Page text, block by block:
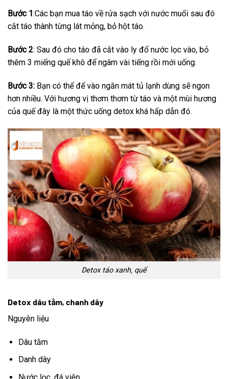
Bước 1 :Các bạn mua táo về rửa sạch với nước muối sau đó
cắt táo thành từng lát mỏng, bỏ hột táo.
Bước 2: Sau đó cho táo đã cắt vào ly đổ nước lọc vào, bỏ
thêm 3 miếng quế khô để ngâm vài tiếng rồi mới uống.
Bước 3: Bạn có thể để vào ngăn mát tủ lạnh dùng sẽ ngon
hơn nhiều. Với hương vị thơm thơm từ táo và một mùi hương
của quế đây là một thức uống detox khá hấp dẫn đó.
Detox táo xanh, quế
Detox dâu tằm, chanh dây
Nguyên liệu
Dâu tằm
Danh dây